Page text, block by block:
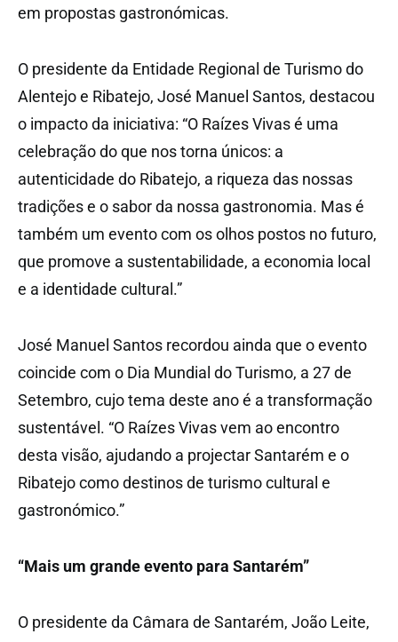
em propostas gastronómicas.
O presidente da Entidade Regional de Turismo do
Alentejo e Ribatejo, José Manuel Santos, destacou
o impacto da iniciativa: “O Raízes Vivas é uma
celebração do que nos torna únicos: a
autenticidade do Ribatejo, a riqueza das nossas
tradições e o sabor da nossa gastronomia. Mas é
também um evento com os olhos postos no futuro,
que promove a sustentabilidade, a economia local
e a identidade cultural.”
José Manuel Santos recordou ainda que o evento
coincide com o Dia Mundial do Turismo, a 27 de
Setembro, cujo tema deste ano é a transformação
sustentável. “O Raízes Vivas vem ao encontro
desta visão, ajudando a projectar Santarém e o
Ribatejo como destinos de turismo cultural e
gastronómico.”
“Mais um grande evento para Santarém”
O presidente da Câmara de Santarém, João Leite,